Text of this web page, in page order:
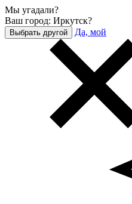
Мы угадали?
Ваш город: Иркутск?
Выбрать другой Да, мой